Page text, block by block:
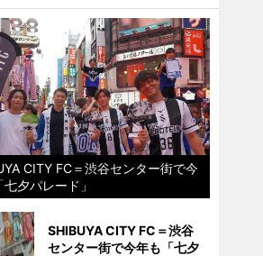
CITY FC＝渋谷センター街で今
夕パレード」
SHIBUYA CITY FC＝渋谷
センター街で今年も「七夕